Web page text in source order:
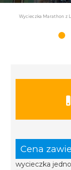
Wycieczka Marathon z
Cena
wycieczka